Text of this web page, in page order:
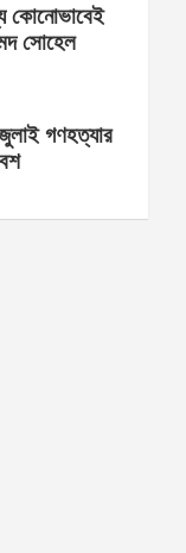
কোনোভাবেই
সোহেল
গণহত্যার